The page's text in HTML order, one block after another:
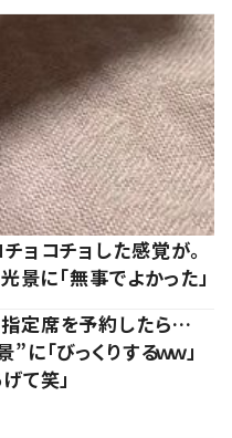
ョコチョした感覚が。
景に「無事でよかった」
定席を予約したら…
「びっくりするｗｗ」
て笑」